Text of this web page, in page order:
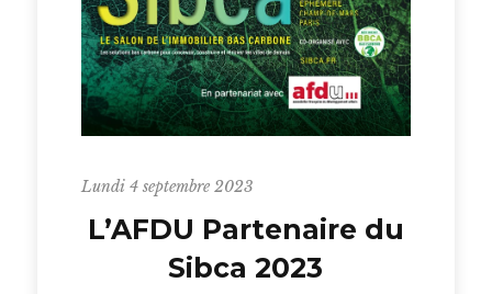
Lundi 4 septembre 2023
L’AFDU Partenaire du
Sibca 2023